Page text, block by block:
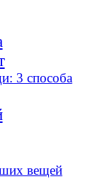
3 способа
вещей